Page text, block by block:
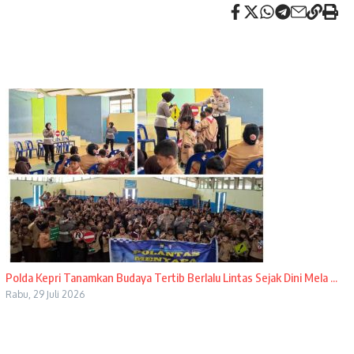
Polda Kepri Tanamkan Budaya Tertib Berlalu Lintas Sejak Dini Mela ...
Rabu, 29 Juli 2026